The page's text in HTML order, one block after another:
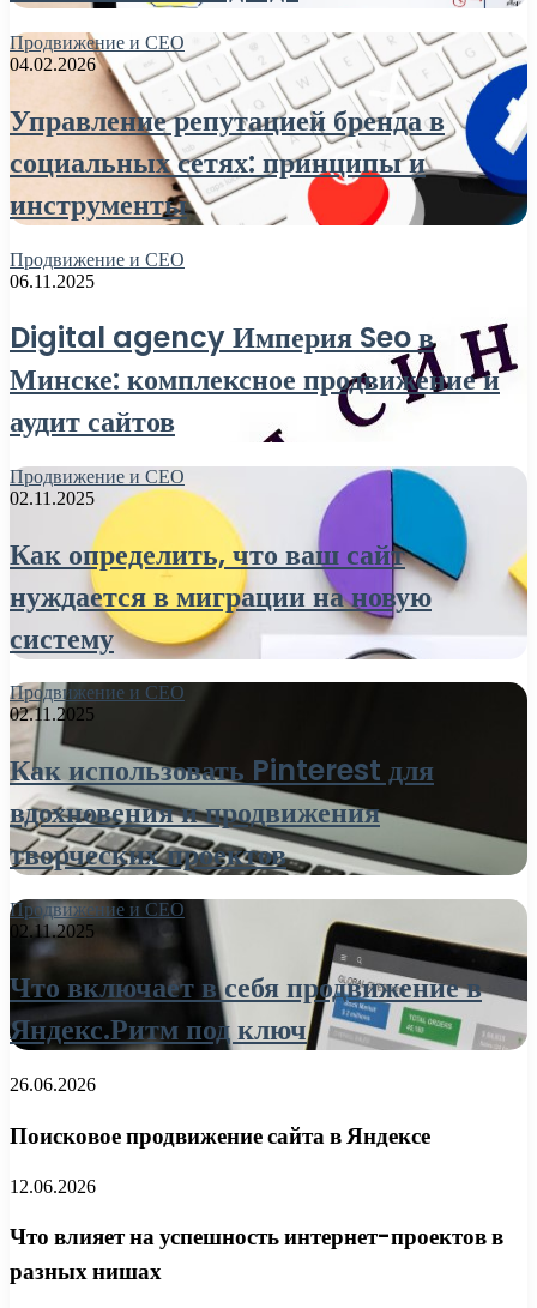
Продвижение и СЕО
04.02.2026
Управление репутацией бренда в
социальных сетях: принципы и
инструменты
Продвижение и СЕО
06.11.2025
Digital agency Империя Seo в
Минске: комплексное продвижение и
аудит сайтов
Продвижение и СЕО
02.11.2025
Как определить, что ваш сайт
нуждается в миграции на новую
систему
Продвижение и СЕО
02.11.2025
Как использовать Pinterest для
вдохновения и продвижения
творческих проектов
Продвижение и СЕО
02.11.2025
Что включает в себя продвижение в
Яндекс.Ритм под ключ
26.06.2026
Поисковое продвижение сайта в Яндексе
12.06.2026
Что влияет на успешность интернет-проектов в
разных нишах